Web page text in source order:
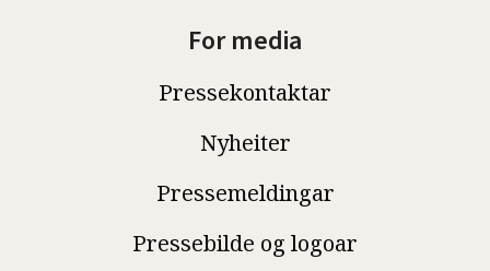
For media
Pressekontaktar
Nyheiter
Pressemeldingar
Pressebilde og logoar